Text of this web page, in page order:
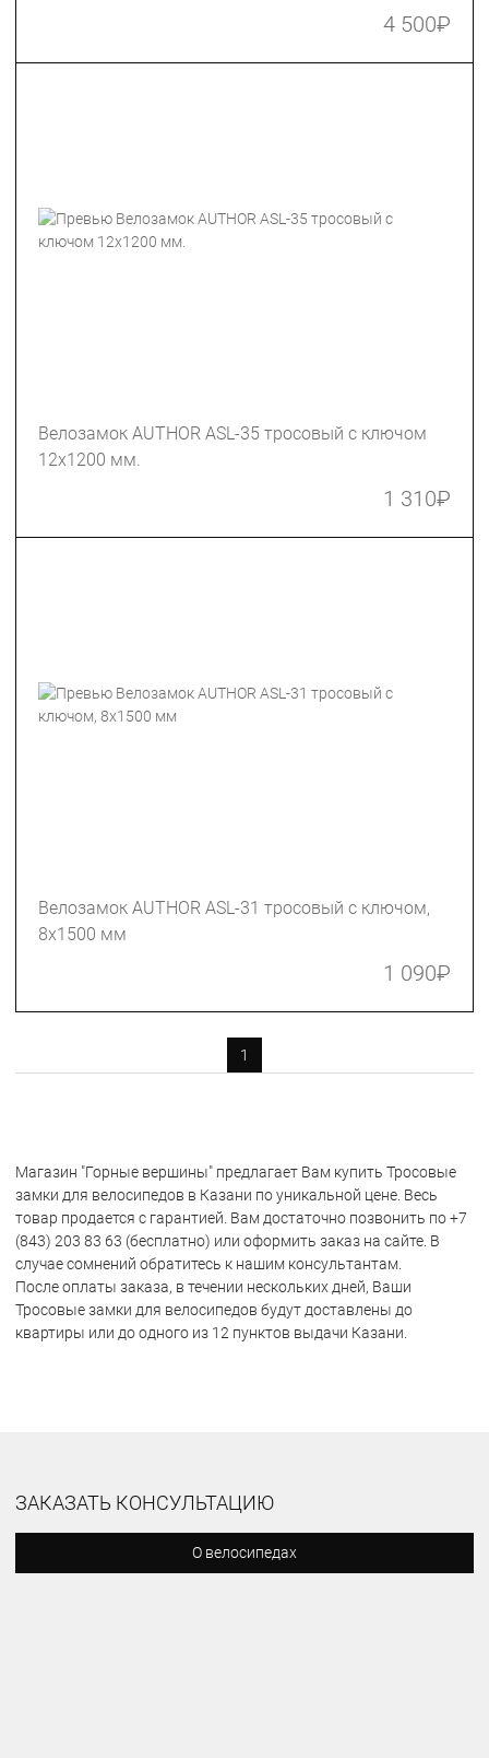
4 500₽
Велозамок AUTHOR ASL-35 тросовый с ключом
12х1200 мм.
1 310₽
Велозамок AUTHOR ASL-31 тросовый с ключом,
8х1500 мм
1 090₽
1
Магазин "Горные вершины" предлагает Вам купить Тросовые
замки для велосипедов в Казани по уникальной цене. Весь
товар продается с гарантией. Вам достаточно позвонить по +7
(843) 203 83 63 (бесплатно) или оформить заказ на сайте. В
случае сомнений обратитесь к нашим консультантам.
После оплаты заказа, в течении нескольких дней, Ваши
Тросовые замки для велосипедов будут доставлены до
квартиры или до одного из 12 пунктов выдачи Казани.
ЗАКАЗАТЬ КОНСУЛЬТАЦИЮ
О велосипедах